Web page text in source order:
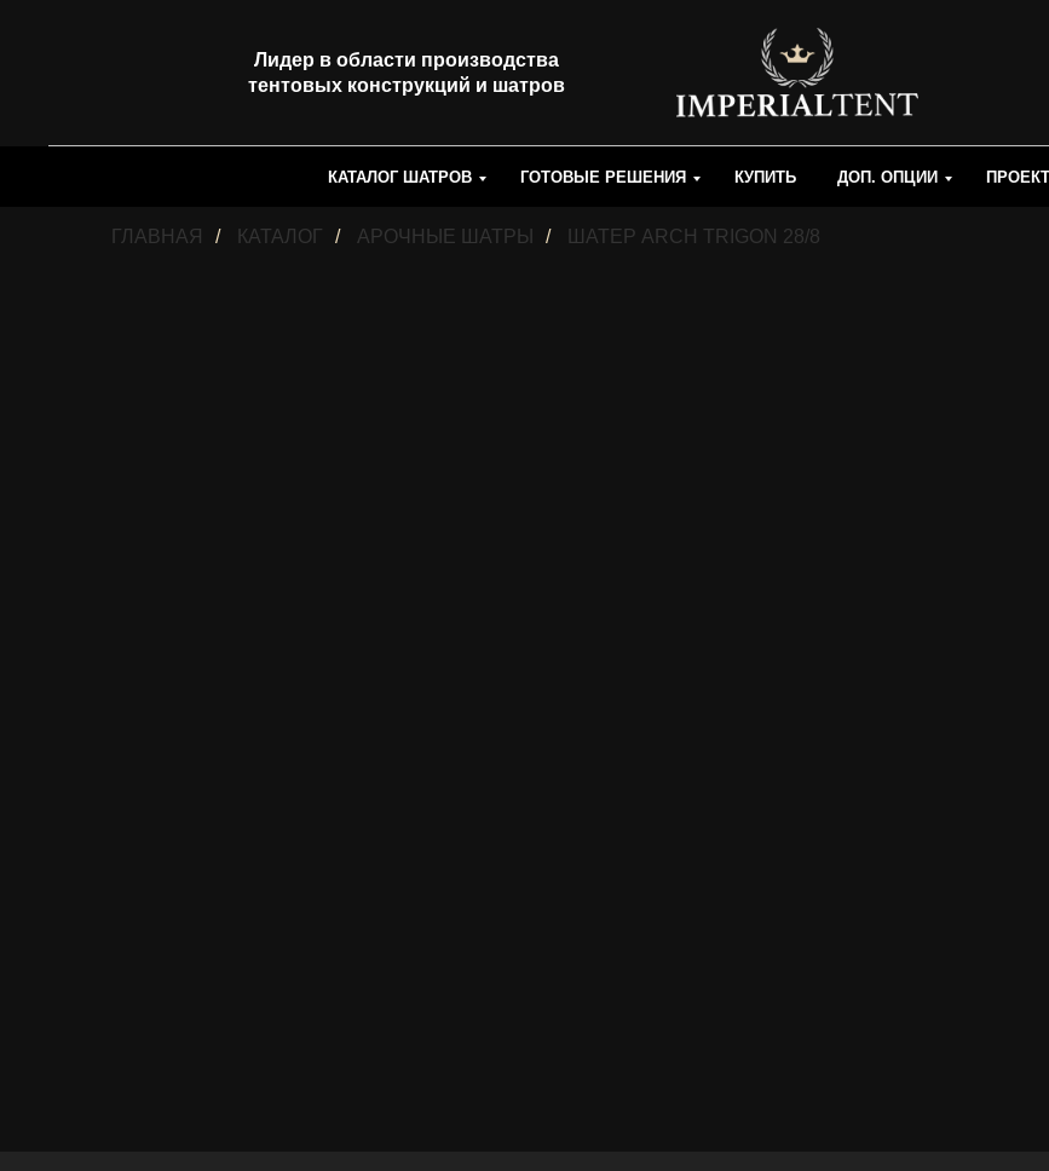
Лидер в области производства
тентовых конструкций и шатров
КАТАЛОГ ШАТРОВ ГОТОВЫЕ РЕШЕНИЯ КУПИТЬ ДОП. ОПЦИИ
ГЛАВНАЯ / КАТАЛОГ / АРОЧНЫЕ ШАТРЫ / ШАТЕР ARCH TRIGON 28/8